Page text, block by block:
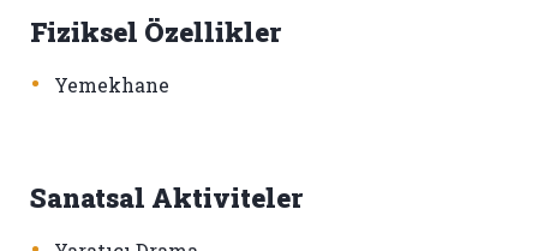
Fiziksel Özellikler
• Yemekhane
Sanatsal Aktiviteler